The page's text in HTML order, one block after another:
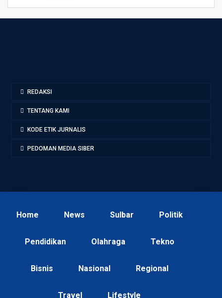
REDAKSI
TENTANG KAMI
KODE ETIK JURNALIS
PEDOMAN MEDIA SIBER
Home News Sulbar Politik
Pendidikan Olahraga Tekno
Bisnis Nasional Regional
Travel Lifestyle